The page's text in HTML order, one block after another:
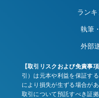
ラン
執筆
外部
【取引リスクおよび免責事
引）は元本や利益を保証す
により損失が生ずる場合が
取引について預託すべき証